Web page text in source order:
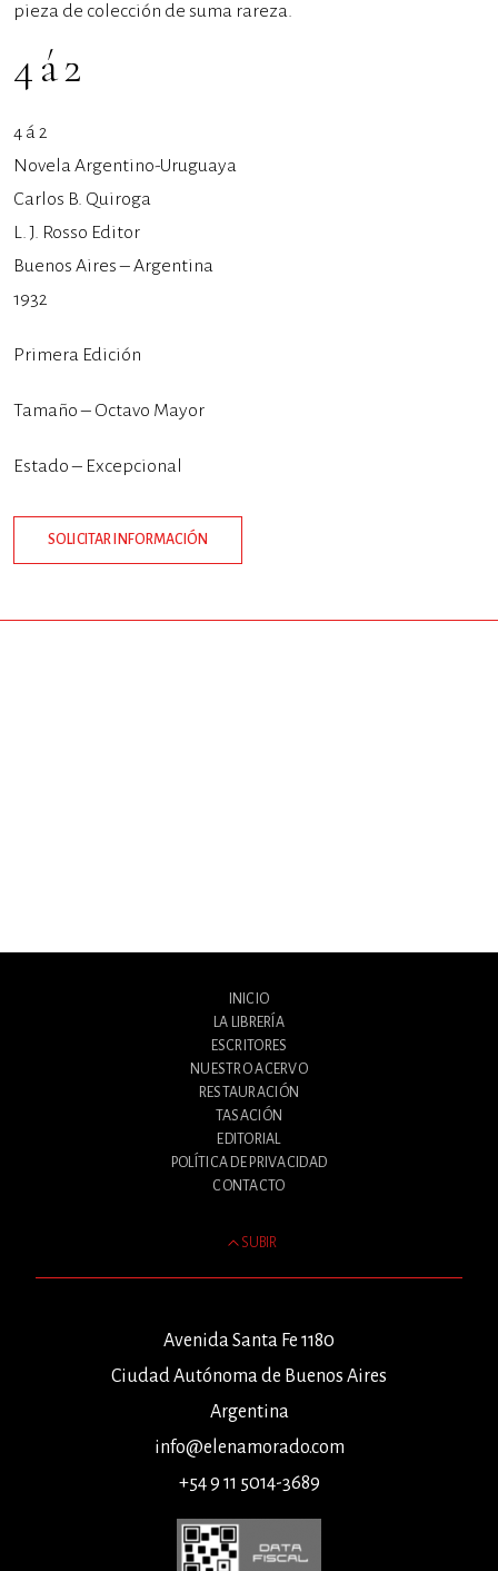
pieza de colección de suma rareza.
4 á 2
4 á 2
Novela Argentino-Uruguaya
Carlos B. Quiroga
L. J. Rosso Editor
Buenos Aires – Argentina
1932
Primera Edición
Tamaño – Octavo Mayor
Estado – Excepcional
SOLICITAR INFORMACIÓN
INICIO
LA LIBRERÍA
ESCRITORES
NUESTRO ACERVO
RESTAURACIÓN
TASACIÓN
EDITORIAL
POLÍTICA DE PRIVACIDAD
CONTACTO
SUBIR
Avenida Santa Fe 1180
Ciudad Autónoma de Buenos Aires
Argentina
info@elenamorado.com
+54 9 11 5014-3689